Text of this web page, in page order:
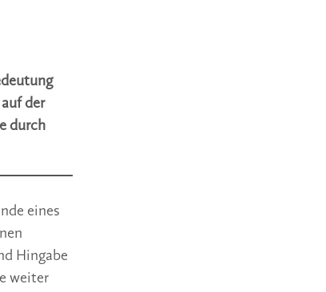
der
durch
eines
Hingabe
weiter